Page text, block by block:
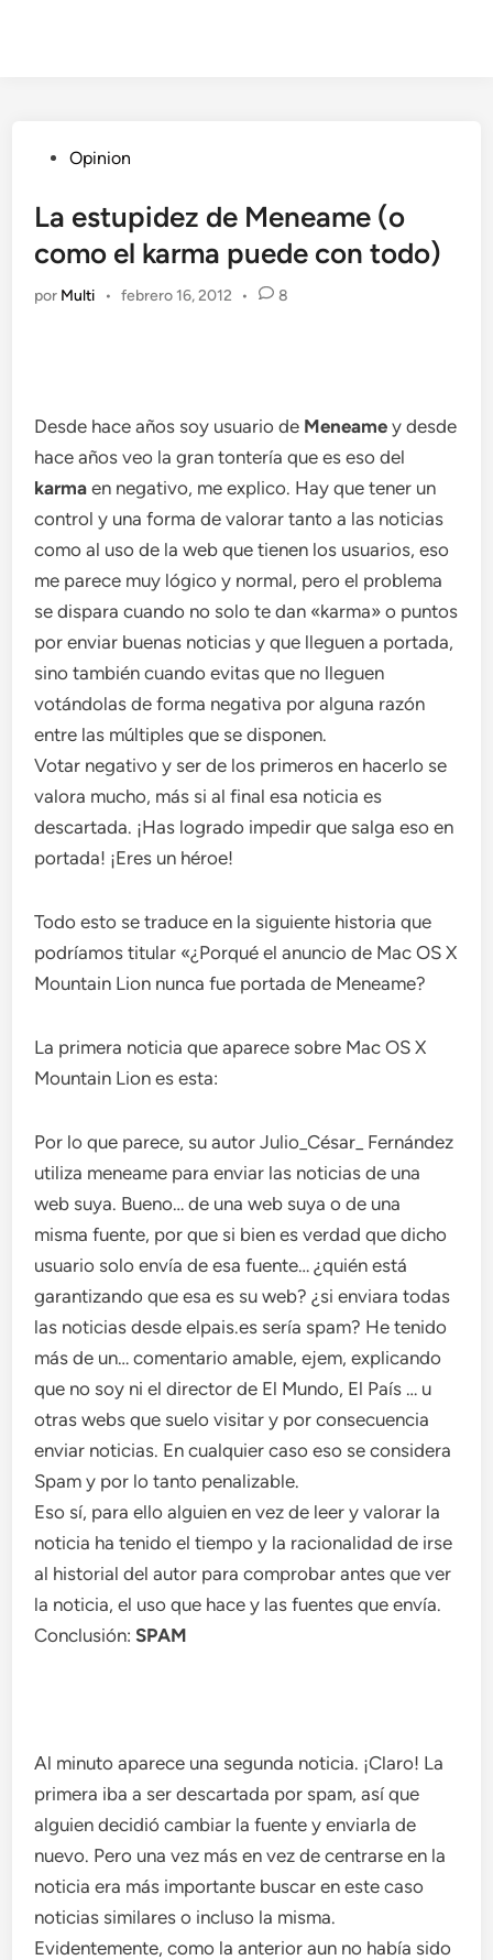
Publicado
Opinion
La estupidez de Meneame (o
como el karma puede con todo)
por Multi • febrero 16, 2012 • 8
Desde hace años soy usuario de Meneame y desde
hace años veo la gran tontería que es eso del
karma en negativo, me explico. Hay que tener un
control y una forma de valorar tanto a las noticias
como al uso de la web que tienen los usuarios, eso
me parece muy lógico y normal, pero el problema
se dispara cuando no solo te dan «karma» o puntos
por enviar buenas noticias y que lleguen a portada,
sino también cuando evitas que no lleguen
votándolas de forma negativa por alguna razón
entre las múltiples que se disponen.
Votar negativo y ser de los primeros en hacerlo se
valora mucho, más si al final esa noticia es
descartada. ¡Has logrado impedir que salga eso en
portada! ¡Eres un héroe!
Todo esto se traduce en la siguiente historia que
podríamos titular «¿Porqué el anuncio de Mac OS X
Mountain Lion nunca fue portada de Meneame?
La primera noticia que aparece sobre Mac OS X
Mountain Lion es esta:
Por lo que parece, su autor Julio_César_ Fernández
utiliza meneame para enviar las noticias de una
web suya. Bueno… de una web suya o de una
misma fuente, por que si bien es verdad que dicho
usuario solo envía de esa fuente… ¿quién está
garantizando que esa es su web? ¿si enviara todas
las noticias desde elpais.es sería spam? He tenido
más de un… comentario amable, ejem, explicando
que no soy ni el director de El Mundo, El País … u
otras webs que suelo visitar y por consecuencia
enviar noticias. En cualquier caso eso se considera
Spam y por lo tanto penalizable.
Eso sí, para ello alguien en vez de leer y valorar la
noticia ha tenido el tiempo y la racionalidad de irse
al historial del autor para comprobar antes que ver
la noticia, el uso que hace y las fuentes que envía.
Conclusión:SPAM
Al minuto aparece una segunda noticia. ¡Claro! La
primera iba a ser descartada por spam, así que
alguien decidió cambiar la fuente y enviarla de
nuevo. Pero una vez más en vez de centrarse en la
noticia era más importante buscar en este caso
noticias similares o incluso la misma.
Evidentemente, como la anterior aun no había sido